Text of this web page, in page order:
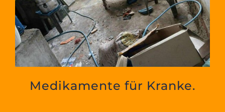
Medikamente für Kranke.